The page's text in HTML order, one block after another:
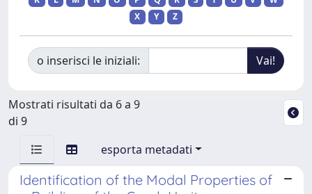
X
Y Z
o inserisci le iniziali:
Mostrati risultati da 6 a 9
di 9
esporta metadati
Identification of the Modal Properties of